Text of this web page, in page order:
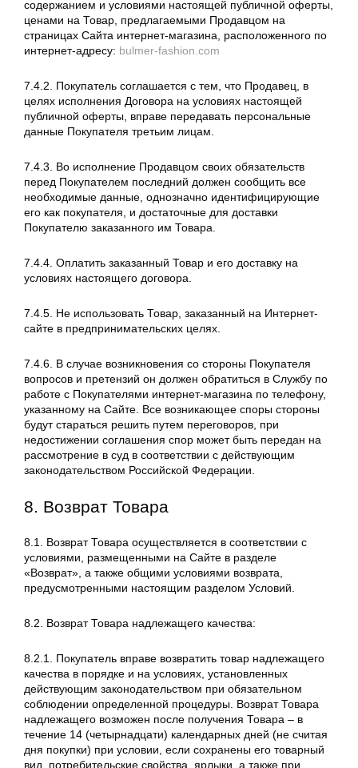
содержанием и условиями настоящей публичной оферты,
ценами на Товар, предлагаемыми Продавцом на
страницах Сайта интернет-магазина, расположенного по
интернет-адресу: bulmer-fashion.com
7.4.2. Покупатель соглашается с тем, что Продавец, в
целях исполнения Договора на условиях настоящей
публичной оферты, вправе передавать персональные
данные Покупателя третьим лицам.
7.4.3. Во исполнение Продавцом своих обязательств
перед Покупателем последний должен сообщить все
необходимые данные, однозначно идентифицирующие
его как покупателя, и достаточные для доставки
Покупателю заказанного им Товара.
7.4.4. Оплатить заказанный Товар и его доставку на
условиях настоящего договора.
7.4.5. Не использовать Товар, заказанный на Интернет-
сайте в предпринимательских целях.
7.4.6. В случае возникновения со стороны Покупателя
вопросов и претензий он должен обратиться в Службу по
работе с Покупателями интернет-магазина по телефону,
указанному на Сайте. Все возникающее споры стороны
будут стараться решить путем переговоров, при
недостижении соглашения спор может быть передан на
рассмотрение в суд в соответствии с действующим
законодательством Российской Федерации.
8. Возврат Товара
8.1. Возврат Товара осуществляется в соответствии с
условиями, размещенными на Сайте в разделе
«Возврат», а также общими условиями возврата,
предусмотренными настоящим разделом Условий.
8.2. Возврат Товара надлежащего качества:
8.2.1. Покупатель вправе возвратить товар надлежащего
качества в порядке и на условиях, установленных
действующим законодательством при обязательном
соблюдении определенной процедуры. Возврат Товара
надлежащего возможен после получения Товара – в
течение 14 (четырнадцати) календарных дней (не считая
дня покупки) при условии, если сохранены его товарный
вид, потребительские свойства, ярлыки, а также при